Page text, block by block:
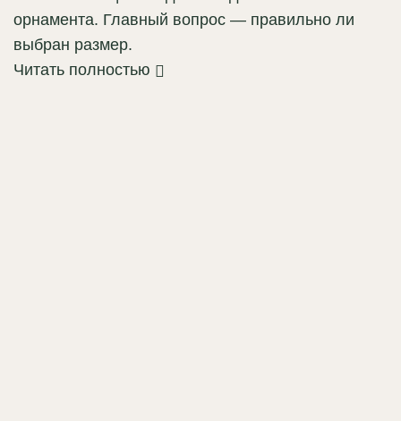
орнамента. Главный вопрос — правильно ли
выбран размер.
Читать полностью